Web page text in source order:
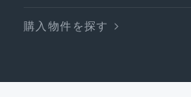
購入物件を探す